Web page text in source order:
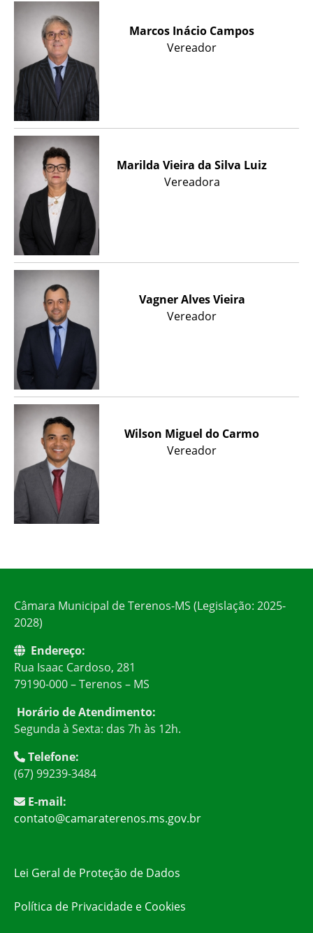
Marcos Inácio Campos
Vereador
Marilda Vieira da Silva Luiz
Vereadora
Vagner Alves Vieira
Vereador
Wilson Miguel do Carmo
Vereador
Câmara Municipal de Terenos-MS (Legislação: 2025-
2028)
Endereço:
Rua Isaac Cardoso, 281
79190-000 – Terenos – MS
Horário de Atendimento:
Segunda à Sexta: das 7h às 12h.
Telefone:
(67) 99239-3484
E-mail:
contato@camaraterenos.ms.gov.br
Lei Geral de Proteção de Dados
Política de Privacidade e Cookies